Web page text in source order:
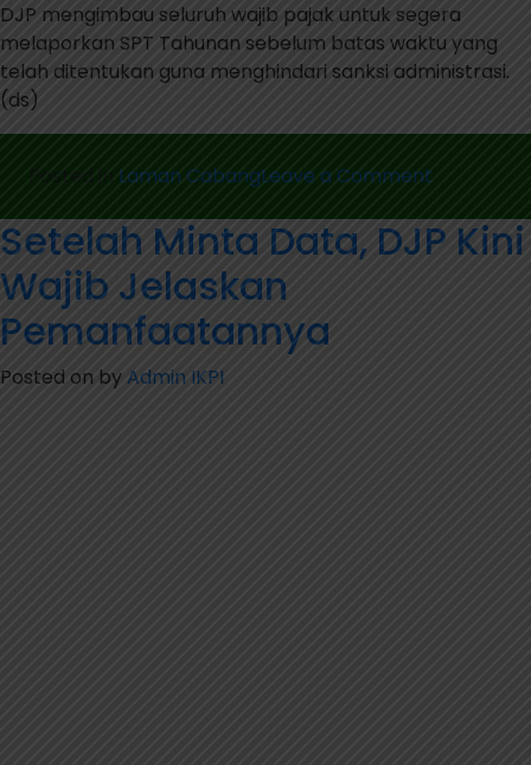
DJP mengimbau seluruh wajib pajak untuk segera
melaporkan SPT Tahunan sebelum batas waktu yang
telah ditentukan guna menghindari sanksi administrasi.
(ds)
Posted in Laman CabangLeave a Comment
Catat
8,87
Setelah Minta Data, DJP Kini
Wajib Jelaskan
Pemanfaatannya
Posted on byAdmin IKPI